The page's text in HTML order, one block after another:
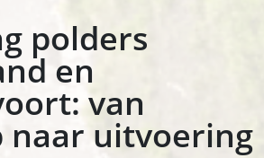
polders
en
van
naar uitvoering